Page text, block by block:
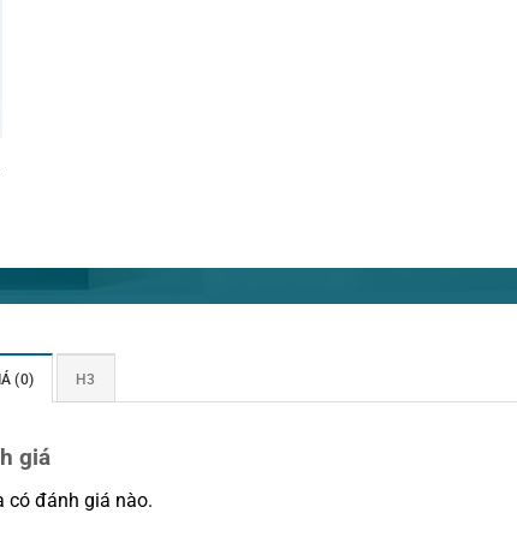
(0) H3
giá
có đánh giá nào.